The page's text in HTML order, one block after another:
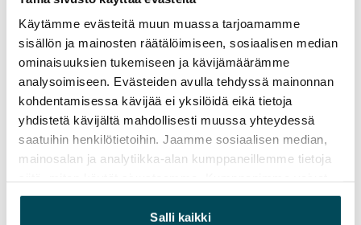
Käytämme evästeitä muun muassa tarjoamamme
sisällön ja mainosten räätälöimiseen, sosiaalisen median
ominaisuuksien tukemiseen ja kävijämäärämme
analysoimiseen. Evästeiden avulla tehdyssä mainonnan
kohdentamisessa kävijää ei yksilöidä eikä tietoja
yhdistetä kävijältä mahdollisesti muussa yhteydessä
saatuihin henkilötietoihin. Jaamme sosiaalisen median,
mainosalan ja analytiikka-alan kumppaneillemme tietoja
yhdistää näitä tietoja muihin tietoihin, joita olet antanut
heille tai joita on kerätty, kun olet käyttänyt heidän
Salli kaikki
Vapautuminen
Vuokrattu
Varallisuusrajat
Ei
Vuokra
Vuokravakuus